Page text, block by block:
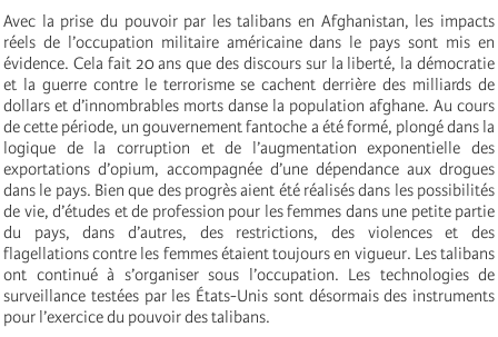
Avec la prise du pouvoir par les talibans en Afghanistan, les impacts
réels de l’occupation militaire américaine dans le pays sont mis en
évidence. Cela fait 20 ans que des discours sur la liberté, la démocratie
et la guerre contre le terrorisme se cachent derrière des milliards de
dollars et d’innombrables morts danse la population afghane. Au cours
de cette période, un gouvernement fantoche a été formé, plongé dans la
logique de la corruption et de l’augmentation exponentielle des
exportations d’opium, accompagnée d’une dépendance aux drogues
dans le pays. Bien que des progrès aient été réalisés dans les possibilités
de vie, d’études et de profession pour les femmes dans une petite partie
du pays, dans d’autres, des restrictions, des violences et des
flagellations contre les femmes étaient toujours en vigueur. Les talibans
ont continué à s’organiser sous l’occupation. Les technologies de
surveillance testées par les États-Unis sont désormais des instruments
pour l’exercice du pouvoir des talibans.